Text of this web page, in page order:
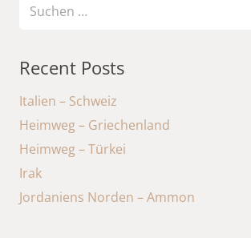
Recent Posts
Italien – Schweiz
Heimweg – Griechenland
Heimweg – Türkei
Irak
Jordaniens Norden – Ammon